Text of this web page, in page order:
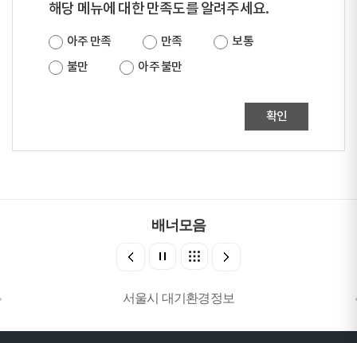
해당 메뉴에 대한 만족도를 알려주세요.
아주 만족 만족
보통
불만
아주 불만
확인
배너모음
서울시 대기환경정보